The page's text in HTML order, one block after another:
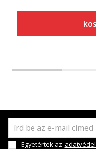
Egyetértek az